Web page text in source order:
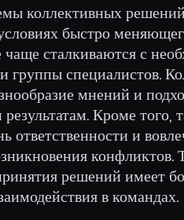
коллективных
быстро
чаще сталкиваются с
группы специалистов.
мнений и
Кроме
ответственности и
решений имеет
в командах.